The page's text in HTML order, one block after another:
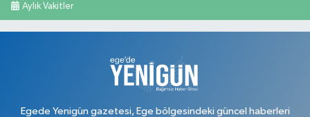
Aylık Vakitler
Egede Yenigün gazetesi, Ege bölgesindeki güncel haberleri